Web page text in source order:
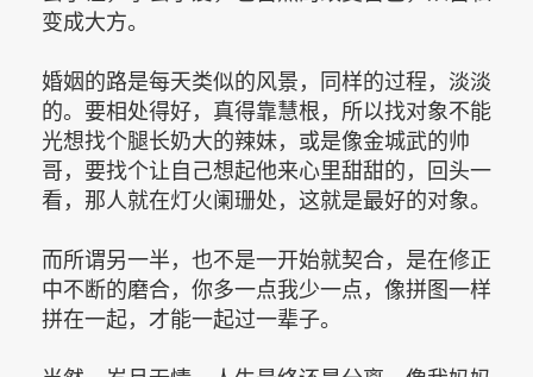
变成大方。
婚姻的路是每天类似的风景，同样的过程，淡淡
的。要相处得好，真得靠慧根，所以找对象不能
光想找个腿长奶大的辣妹，或是像金城武的帅
哥，要找个让自己想起他来心里甜甜的，回头一
看，那人就在灯火阑珊处，这就是最好的对象。
而所谓另一半，也不是一开始就契合，是在修正
中不断的磨合，你多一点我少一点，像拼图一样
拼在一起，才能一起过一辈子。